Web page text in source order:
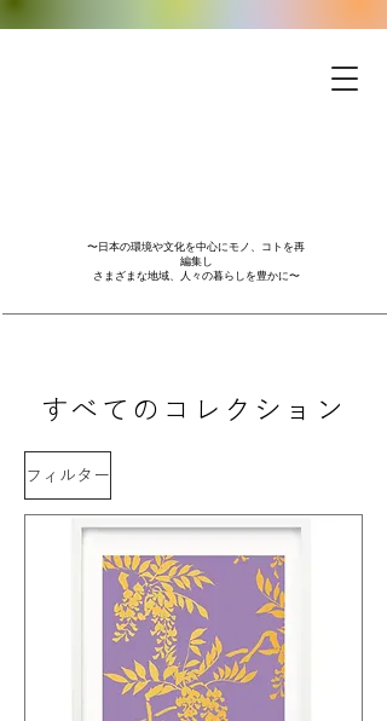
〜日本の環境や文化を中心にモノ、コトを再
編集し
さまざまな地域、人々の暮らしを豊かに〜
​すべてのコレクション
フィルター